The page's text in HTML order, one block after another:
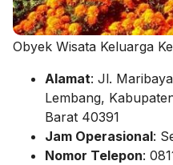
Obyek Wisata Keluarga
Alamat: Jl.
Lembang,
Barat 40391
Jam Operasional:
Nomor Telepon: